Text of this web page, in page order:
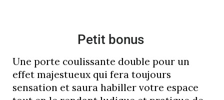
Petit bonus
Une porte coulissante double pour un
effet majestueux qui fera toujours
sensation et saura habiller votre espace